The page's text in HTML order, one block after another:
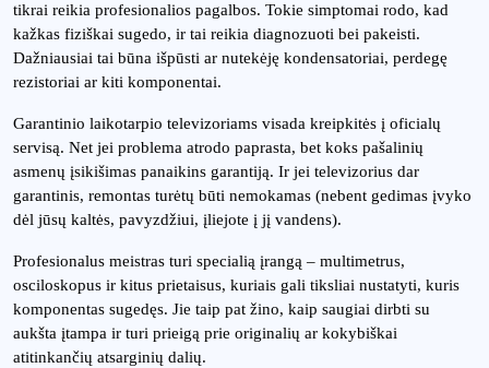
tikrai reikia profesionalios pagalbos. Tokie simptomai rodo, kad
kažkas fiziškai sugedo, ir tai reikia diagnozuoti bei pakeisti.
Dažniausiai tai būna išpūsti ar nutekėję kondensatoriai, perdegę
rezistoriai ar kiti komponentai.
Garantinio laikotarpio televizoriams visada kreipkitės į oficialų
servisą. Net jei problema atrodo paprasta, bet koks pašalinių
asmenų įsikišimas panaikins garantiją. Ir jei televizorius dar
garantinis, remontas turėtų būti nemokamas (nebent gedimas įvyko
dėl jūsų kaltės, pavyzdžiui, įliejote į jį vandens).
Profesionalus meistras turi specialią įrangą – multimetrus,
osciloskopus ir kitus prietaisus, kuriais gali tiksliai nustatyti, kuris
komponentas sugedęs. Jie taip pat žino, kaip saugiai dirbti su
aukšta įtampa ir turi prieigą prie originalių ar kokybiškai
atitinkančių atsarginių dalių.